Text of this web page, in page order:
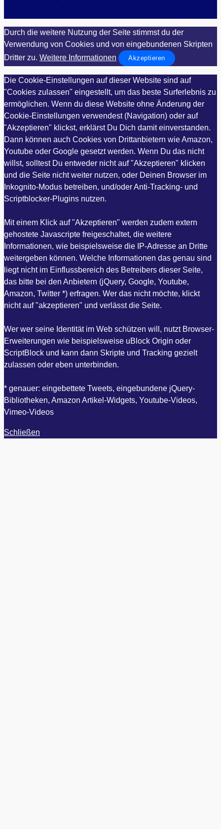
Durch die weitere Nutzung der Seite stimmst du der
Verwendung von Cookies und von eingebundenen Skripten
Dritter zu. Weitere Informationen Akzeptieren
Die Cookie-Einstellungen auf dieser Website sind auf
"Cookies zulassen" eingestellt, um das beste Surferlebnis zu
ermöglichen. Wenn du diese Website ohne Änderung der
Cookie-Einstellungen verwendest (Navigation) oder auf
"Akzeptieren" klickst, erklärst Du Dich damit einverstanden.
Dann können auch Cookies von Drittanbietern wie Amazon,
Youtube oder Google gesetzt werden. Wenn Du das nicht
willst, solltest Du entweder nicht auf "Akzeptieren" klicken
und die Seite nicht weiter nutzen, oder Deinen Browser im
Inkognito-Modus betreiben, und/oder Anti-Tracking- und
Scriptblocker-Plugins nutzen.
Mit einem Klick auf "Akzeptieren" werden zudem extern
gehostete Javascripte freigeschaltet, die weitere
Informationen, wie beispielsweise die IP-Adresse an Dritte
weitergeben können. Welche Informationen das genau sind
liegt nicht im Einflussbereich des Betreibers dieser Seite,
das bitte bei den Anbietern (jQuery, Google, Youtube,
Amazon, Twitter *) erfragen. Wer das nicht möchte, klickt
nicht auf "akzeptieren" und verlässt die Seite.
Wer wer seine Identität im Web schützen will, nutzt Browser-
Erweiterungen wie beispielsweise uBlock Origin oder
ScriptBlock und kann dann Skripte und Tracking gezielt
zulassen oder eben unterbinden.
* genauer: eingebettete Tweets, eingebundene jQuery-
Bibliotheken, Amazon Artikel-Widgets, Youtube-Videos,
Vimeo-Videos
Schließen